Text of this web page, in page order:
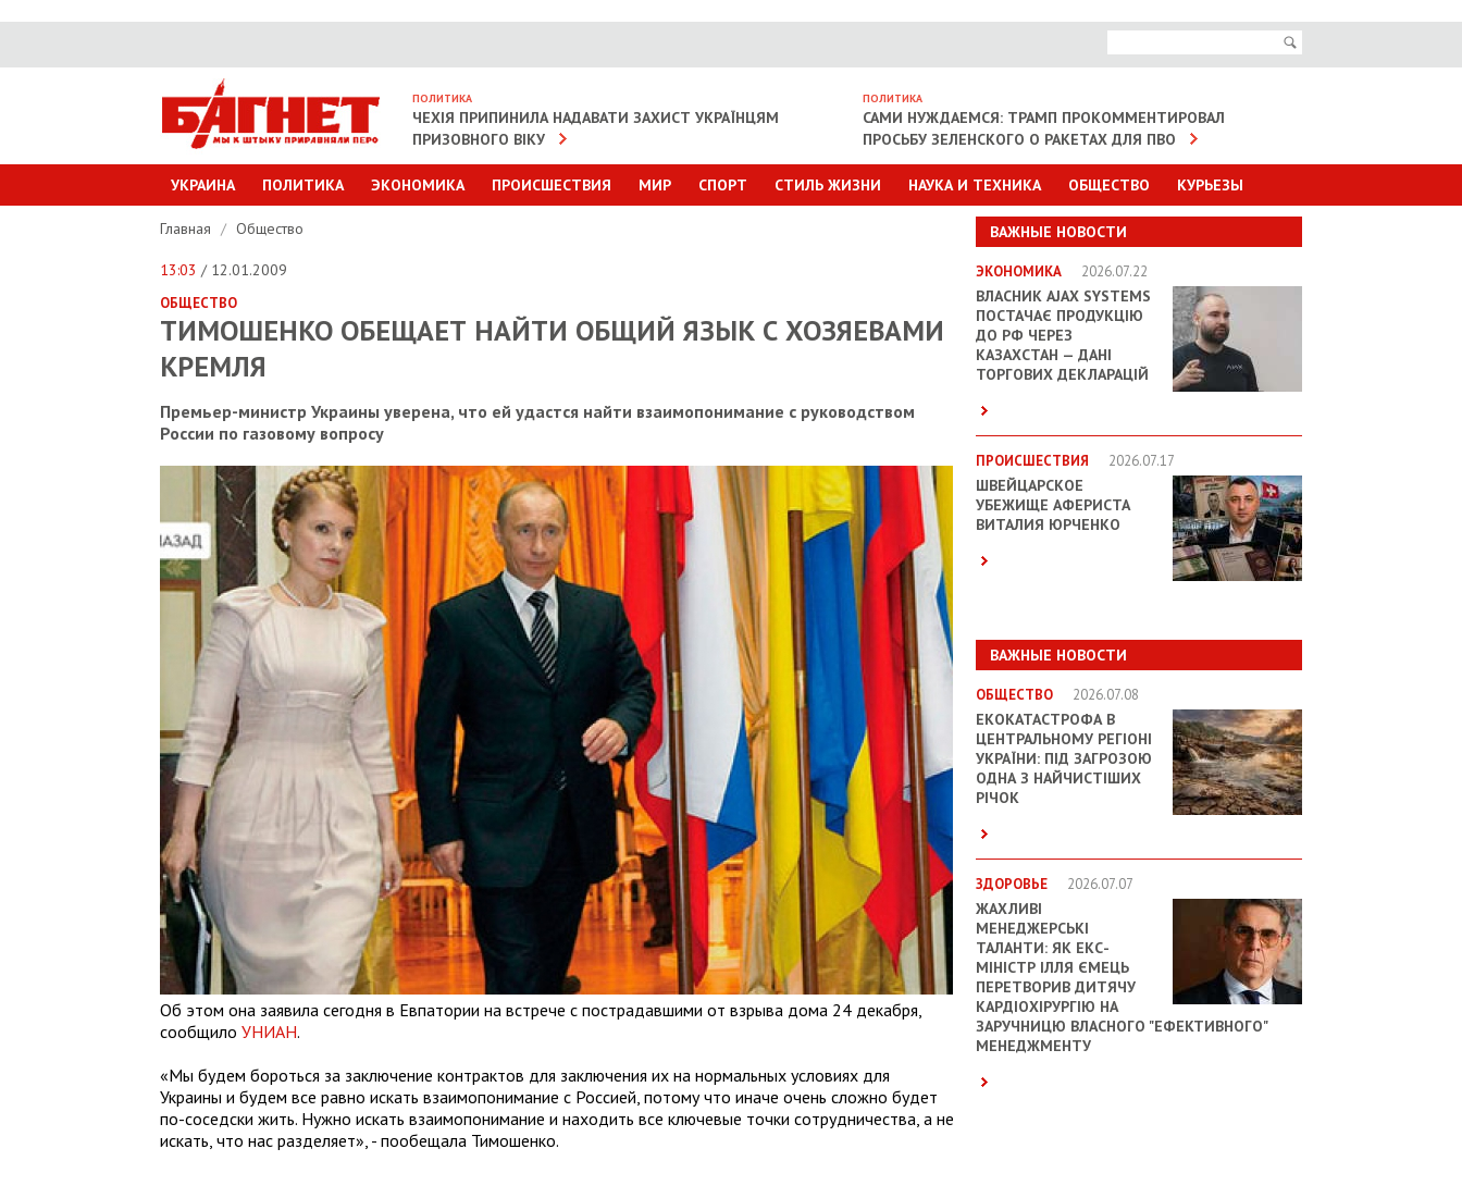
ПОЛИТИКА
ЧЕХІЯ ПРИПИНИЛА НАДАВАТИ ЗАХИСТ УКРАЇНЦЯМ
ПРИЗОВНОГО ВІКУ
ПОЛИТИКА
САМИ НУЖДАЕМСЯ: ТРАМП ПРОКОММЕНТИРОВАЛ
ПРОСЬБУ ЗЕЛЕНСКОГО О РАКЕТАХ ДЛЯ ПВО
УКРАИНА ПОЛИТИКА ЭКОНОМИКА ПРОИСШЕСТВИЯ МИР СПОРТ СТИЛЬ ЖИЗНИ НАУКА И ТЕХНИКА ОБЩЕСТВО КУРЬЕЗЫ
ВАЖНЫЕ НОВОСТИ
ЭКОНОМИКА 2026.07.22
ВЛАСНИК AJAX SYSTEMS
ПОСТАЧАЄ ПРОДУКЦІЮ
ДО РФ ЧЕРЕЗ
КАЗАХСТАН — ДАНІ
ТОРГОВИХ ДЕКЛАРАЦІЙ
ПРОИСШЕСТВИЯ 2026.07.17
ШВЕЙЦАРСКОЕ
УБЕЖИЩЕ АФЕРИСТА
ВИТАЛИЯ ЮРЧЕНКО
ВАЖНЫЕ НОВОСТИ
ОБЩЕСТВО 2026.07.08
ЕКОКАТАСТРОФА В
ЦЕНТРАЛЬНОМУ РЕГІОНІ
УКРАЇНИ: ПІД ЗАГРОЗОЮ
ОДНА З НАЙЧИСТІШИХ
РІЧОК
ЗДОРОВЬЕ 2026.07.07
ЖАХЛИВІ
МЕНЕДЖЕРСЬКІ
ТАЛАНТИ: ЯК ЕКС-
МІНІСТР ІЛЛЯ ЄМЕЦЬ
ПЕРЕТВОРИВ ДИТЯЧУ
КАРДІОХІРУРГІЮ НА
ЗАРУЧНИЦЮ ВЛАСНОГО "ЕФЕКТИВНОГО"
МЕНЕДЖМЕНТУ
Главная / Общество
13:03 / 12.01.2009
ОБЩЕСТВО
ТИМОШЕНКО ОБЕЩАЕТ НАЙТИ ОБЩИЙ ЯЗЫК С ХОЗЯЕВАМИ
КРЕМЛЯ
Премьер-министр Украины уверена, что ей удастся найти взаимопонимание с руководством
России по газовому вопросу
Об этом она заявила сегодня в Евпатории на встрече с пострадавшими от взрыва дома 24 декабря,
сообщило УНИАН.
«Мы будем бороться за заключение контрактов для заключения их на нормальных условиях для
Украины и будем все равно искать взаимопонимание с Россией, потому что иначе очень сложно будет
по-соседски жить. Нужно искать взаимопонимание и находить все ключевые точки сотрудничества, а не
искать, что нас разделяет», - пообещала Тимошенко.